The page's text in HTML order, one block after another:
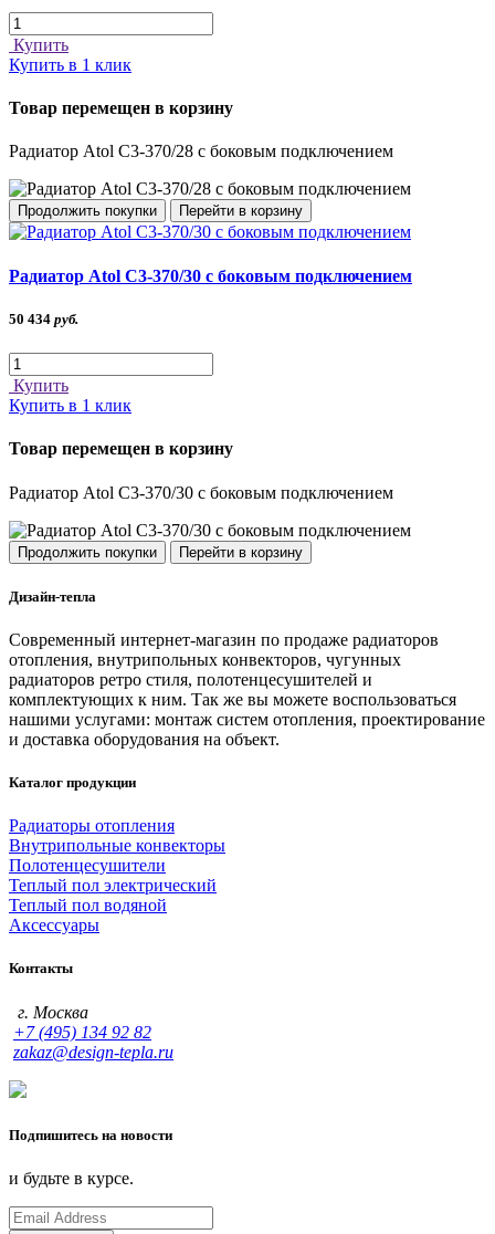
Купить
Купить в 1 клик
Товар перемещен в корзину
Радиатор Atol C3-370/28 с боковым подключением
Продолжить покупки Перейти в корзину
Радиатор Atol C3-370/30 с боковым подключением
50 434 руб.
Купить
Купить в 1 клик
Товар перемещен в корзину
Радиатор Atol C3-370/30 с боковым подключением
Продолжить покупки Перейти в корзину
Дизайн-тепла
Современный интернет-магазин по продаже радиаторов
отопления, внутрипольных конвекторов, чугунных
радиаторов ретро стиля, полотенцесушителей и
комплектующих к ним. Так же вы можете воспользоваться
нашими услугами: монтаж систем отопления, проектирование
и доставка оборудования на объект.
Каталог продукции
Радиаторы отопления
Внутрипольные конвекторы
Полотенцесушители
Теплый пол электрический
Теплый пол водяной
Аксессуары
Контакты
г. Москва
+7 (495) 134 92 82
zakaz@design-tepla.ru
Подпишитесь на новости
и будьте в курсе.